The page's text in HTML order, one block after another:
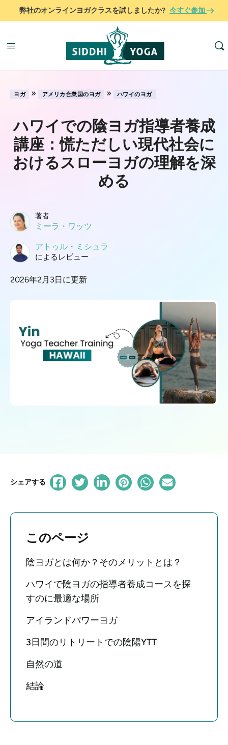
弊社のオンラインヨガクラスを試しましたか? 今すぐ参加
ヨガ » アメリカ合衆国のヨガ » ハワイのヨガ
ハワイでの陰ヨガ指導者養成
講座：慌ただしい現代社会に
おけるスローヨガの理解を深
める
著者
ミーラ・ワッツ
アトゥル・ミシュラ
によるレビュー
2026年2月3日に更新
シェアする
このページ
陰ヨガとは何か？そのメリットとは？
ハワイで陰ヨガの指導者養成コースを探
すのに最適な場所
アイランドパワーヨガ
3日間のリトリートでの陰陽YTT
自然の道
結論